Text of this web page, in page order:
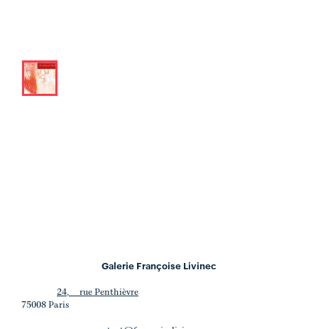
Galerie Françoise Livinec
24, rue Penthièvre
75008 Paris